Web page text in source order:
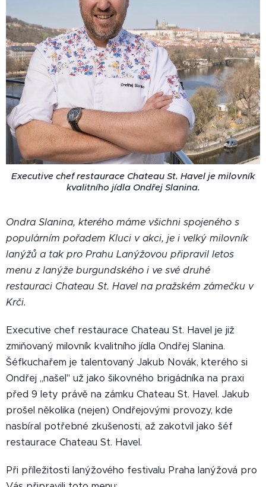
Executive chef restaurace Chateau St. Havel je milovník
kvalitního jídla Ondřej Slanina.
Ondra Slanina, kterého máme všichni spojeného s
populárním pořadem Kluci v akci, je i velký milovník
lanýžů a tak pro Prahu Lanýžovou připravil letos
menu z lanýže burgundského i ve své druhé
restauraci Chateau St. Havel na pražském zámečku v
Krči.
Executive chef restaurace Chateau St. Havel je již
zmiňovaný milovník kvalitního jídla Ondřej Slanina.
Šéfkuchařem je talentovaný Jakub Novák, kterého si
Ondřej ,,našel" už jako šikovného brigádníka na praxi
před 9 lety právě na zámku Chateau St. Havel. Jakub
prošel několika (nejen) Ondřejovými provozy, kde
nasbíral potřebné zkušenosti, až zakotvil jako šéf
restaurace Chateau St. Havel.
Při příležitosti lanýžového festivalu Praha lanýžová pro